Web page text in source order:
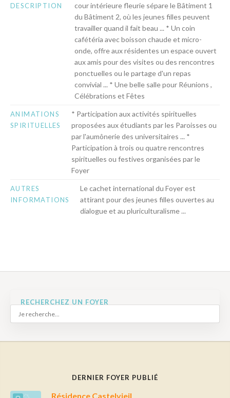
DESCRIPTION
cour intérieure fleurie sépare le Bâtiment 1
du Bâtiment 2, où les jeunes filles peuvent
travailler quand il fait beau ... * Un coin
cafétéria avec boisson chaude et micro-
onde, offre aux résidentes un espace ouvert
aux amis pour des visites ou des rencontres
ponctuelles ou le partage d'un repas
convivial ... * Une belle salle pour Réunions ,
Célébrations et Fêtes
ANIMATIONS
SPIRITUELLES
* Participation aux activités spirituelles
proposées aux étudiants par les Paroisses ou
par l'aumônerie des universitaires ... *
Participation à trois ou quatre rencontres
spirituelles ou festives organisées par le
Foyer
AUTRES
INFORMATIONS
Le cachet international du Foyer est
attirant pour des jeunes filles ouvertes au
dialogue et au pluriculturalisme ...
RECHERCHEZ UN FOYER
DERNIER FOYER PUBLIÉ
Résidence Castelvieil